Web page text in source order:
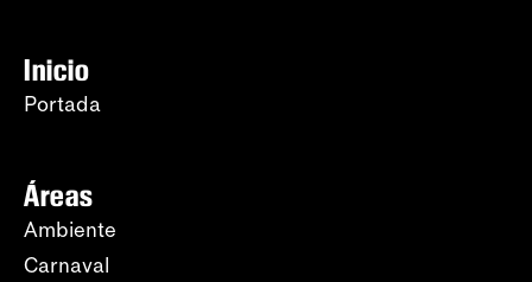
Inicio
Portada
Áreas
Ambiente
Carnaval